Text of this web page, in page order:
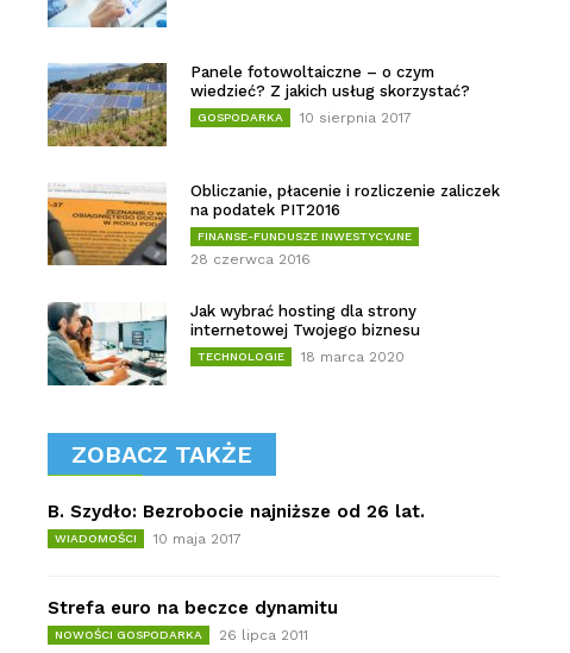
Panele fotowoltaiczne – o czym
wiedzieć? Z jakich usług skorzystać?
GOSPODARKA 10 sierpnia 2017
Obliczanie, płacenie i rozliczenie zaliczek
na podatek PIT2016
FINANSE-FUNDUSZE INWESTYCYJNE
28 czerwca 2016
Jak wybrać hosting dla strony
internetowej Twojego biznesu
TECHNOLOGIE 18 marca 2020
ZOBACZ TAKŻE
B. Szydło: Bezrobocie najniższe od 26 lat.
WIADOMOŚCI 10 maja 2017
Strefa euro na beczce dynamitu
NOWOŚCI GOSPODARKA 26 lipca 2011